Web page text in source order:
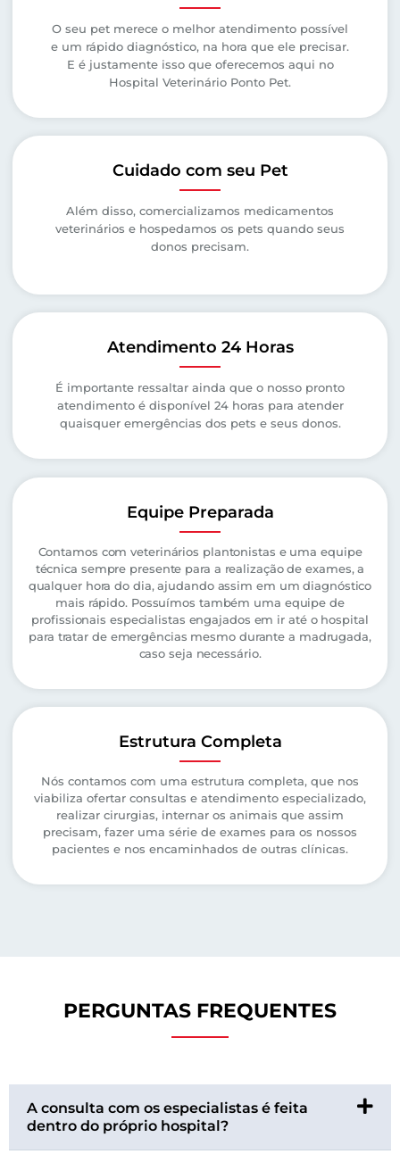
O seu pet merece o melhor atendimento possível
e um rápido diagnóstico, na hora que ele precisar.
E é justamente isso que oferecemos aqui no
Hospital Veterinário Ponto Pet.
Cuidado com seu Pet
Além disso, comercializamos medicamentos
veterinários e hospedamos os pets quando seus
donos precisam.
Atendimento 24 Horas
É importante ressaltar ainda que o nosso pronto
atendimento é disponível 24 horas para atender
quaisquer emergências dos pets e seus donos.
Equipe Preparada
Contamos com veterinários plantonistas e uma equipe
técnica sempre presente para a realização de exames, a
qualquer hora do dia, ajudando assim em um diagnóstico
mais rápido. Possuímos também uma equipe de
profissionais especialistas engajados em ir até o hospital
para tratar de emergências mesmo durante a madrugada,
caso seja necessário.
Estrutura Completa
Nós contamos com uma estrutura completa, que nos
viabiliza ofertar consultas e atendimento especializado,
realizar cirurgias, internar os animais que assim
precisam, fazer uma série de exames para os nossos
pacientes e nos encaminhados de outras clínicas.
PERGUNTAS FREQUENTES
A consulta com os especialistas é feita
dentro do próprio hospital?